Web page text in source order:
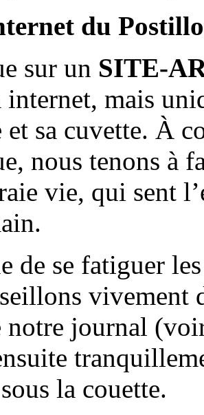
du
sur un SITE-
internet, mais
et sa cuvette. À
nous tenons à
vie, qui sent
de se fatiguer
vivement
notre journal
la couette.